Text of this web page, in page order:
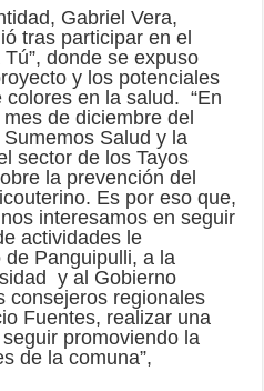
Gabriel Vera,
tras participar en el
donde se expuso
y los potenciales
en la salud. “En
de diciembre del
Salud y la
sector de los Tayos
la prevención del
Es por eso que,
interesamos en seguir
actividades le
Panguipulli, a la
y al Gobierno
consejeros regionales
Fuentes, realizar una
promoviendo la
de la comuna”,